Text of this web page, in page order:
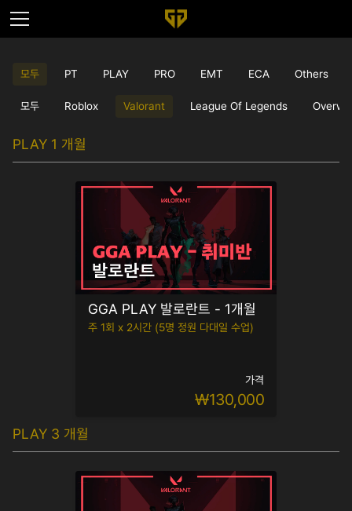
모두 PT PLAY PRO EMT ECA Others
모두 Roblox Valorant League Of Legends
PLAY 1 개월
GGA PLAY 발로란트 - 1개월
주 1회 x 2시간 (5명 정원 다대일 수업)
가격
₩130,000
PLAY 3 개월